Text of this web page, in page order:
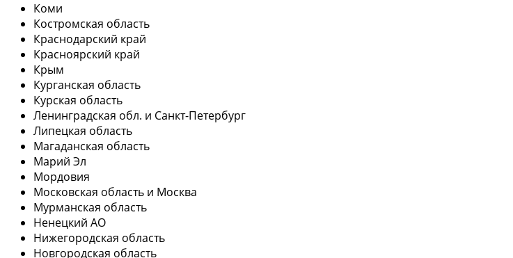
Коми
Костромская область
Краснодарский край
Красноярский край
Крым
Курганская область
Курская область
Ленинградская обл. и Санкт-Петербург
Липецкая область
Магаданская область
Марий Эл
Мордовия
Московская область и Москва
Мурманская область
Ненецкий АО
Нижегородская область
Новгородская область